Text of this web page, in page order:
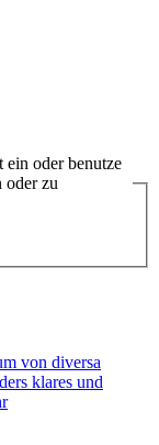
oder benutze
oder zu
von diversa
klares und